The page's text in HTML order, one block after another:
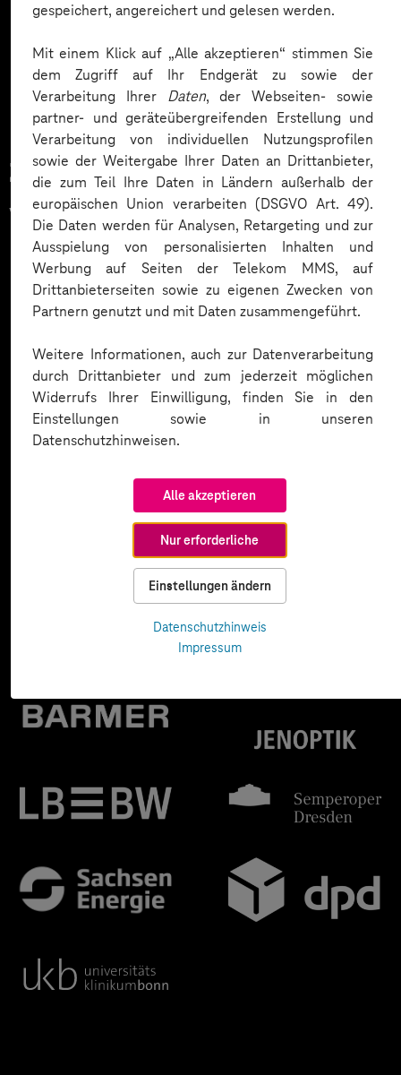
gespeichert, angereichert und gelesen werden.
Mit einem Klick auf „Alle akzeptieren“ stimmen Sie
dem Zugriff auf Ihr Endgerät zu sowie der
Verarbeitung Ihrer Daten, der Webseiten- sowie
partner- und geräteübergreifenden Erstellung und
Verarbeitung von individuellen Nutzungsprofilen
sowie der Weitergabe Ihrer Daten an Drittanbieter,
die zum Teil Ihre Daten in Ländern außerhalb der
europäischen Union verarbeiten (DSGVO Art. 49).
Die Daten werden für Analysen, Retargeting und zur
Ausspielung von personalisierten Inhalten und
Werbung auf Seiten der Telekom MMS, auf
Drittanbieterseiten sowie zu eigenen Zwecken von
Partnern genutzt und mit Daten zusammengeführt.
Weitere Informationen, auch zur Datenverarbeitung
durch Drittanbieter und zum jederzeit möglichen
Widerrufs Ihrer Einwilligung, finden Sie in den
Einstellungen sowie in unseren
Datenschutzhinweisen.
Alle akzeptieren
Nur erforderliche
Einstellungen ändern
Datenschutzhinweis
Impressum
Mehr laden
Zahlreiche Unternehmen
vertrauen auf unsere
Expertise. Hier eine Auswahl: